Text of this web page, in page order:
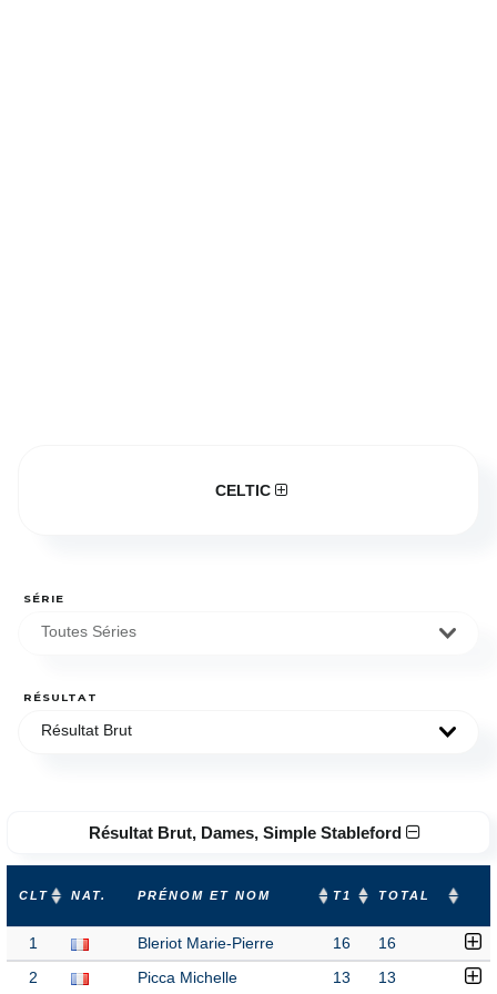
CELTIC
SÉRIE
Toutes Séries
RÉSULTAT
Résultat Brut
Résultat Brut, Dames, Simple Stableford
CLT NAT. PRÉNOM ET NOM T1 TOTAL
1 Bleriot Marie-Pierre 16 16
2 Picca Michelle 13 13